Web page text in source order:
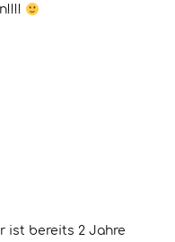
ist bereits 2 Jahre